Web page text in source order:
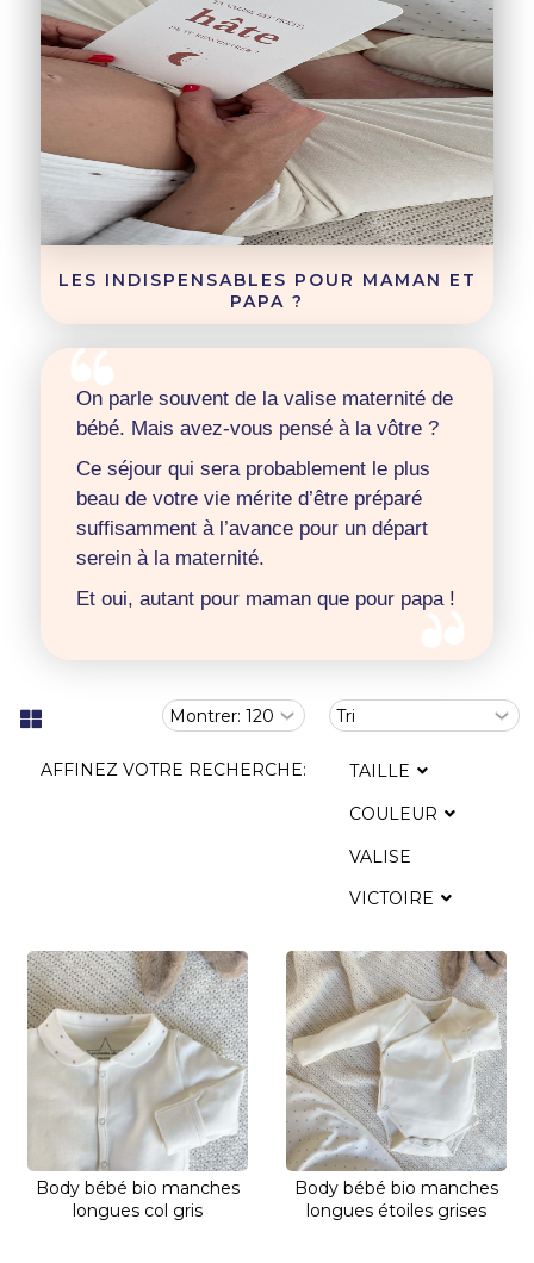
LES INDISPENSABLES POUR MAMAN ET
PAPA ?
On parle souvent de la valise maternité de
bébé. Mais avez-vous pensé à la vôtre ?
Ce séjour qui sera probablement le plus
beau de votre vie mérite d’être préparé
suffisamment à l’avance pour un départ
serein à la maternité.
Et oui, autant pour maman que pour papa !
AFFINEZ VOTRE RECHERCHE:
TAILLE
COULEUR
VALISE
VICTOIRE
Body bébé bio manches
longues col gris
Body bébé bio manches
longues étoiles grises